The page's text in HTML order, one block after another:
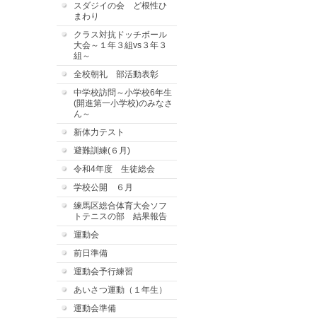
スダジイの会 ど根性ひ
まわり
クラス対抗ドッチボール
大会～１年３組vs３年３
組～
全校朝礼 部活動表彰
中学校訪問～小学校6年生
(開進第一小学校)のみなさ
ん～
新体力テスト
避難訓練(６月)
令和4年度 生徒総会
学校公開 ６月
練馬区総合体育大会ソフ
トテニスの部 結果報告
運動会
前日準備
運動会予行練習
あいさつ運動（１年生）
運動会準備